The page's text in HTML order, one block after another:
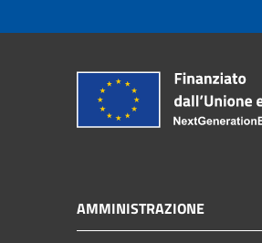
AMMINISTRAZIONE